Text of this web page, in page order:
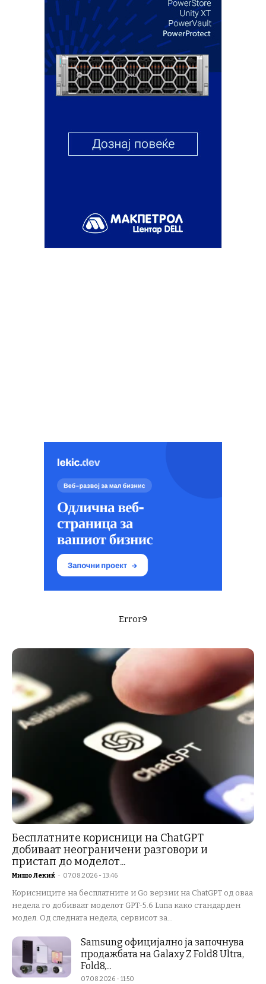
Error9
Бесплатните корисници на ChatGPT
добиваат неограничени разговори и
пристап до моделот...
Мишо Лекиќ - 07.08.2026 - 13:46
Корисниците на бесплатните и Go верзии на ChatGPT од оваа
недела го добиваат моделот GPT-5.6 Luna како стандарден
модел. Од следната недела, сервисот за...
Samsung официјално ја започнува
продажбата на Galaxy Z Fold8 Ultra,
Fold8,...
07.08.2026 - 11:50